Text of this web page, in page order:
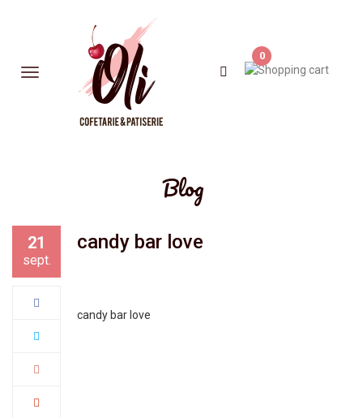
0
Blog
21
sept.
candy bar love
candy bar love